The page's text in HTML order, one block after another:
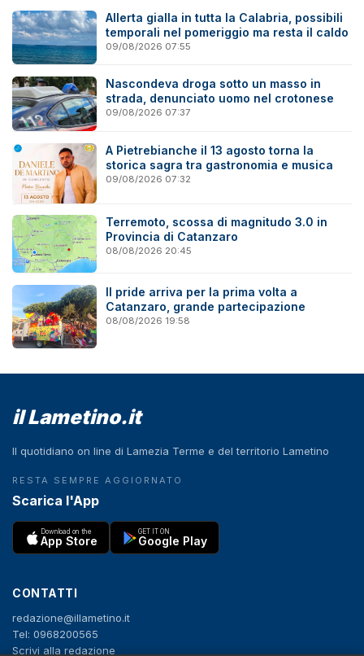
Allerta gialla in tutta la Calabria, possibili
temporali nel pomeriggio ma resta il caldo
09/08/2026 07:55
Nascondeva droga sotto un masso in
strada, denunciato uomo nel crotonese
09/08/2026 07:37
A Pietrebianche il 13 agosto torna la
storica sagra tra gastronomia e musica
09/08/2026 07:32
Terremoto, scossa di magnitudo 3.0 in
Provincia di Catanzaro
08/08/2026 20:45
Il pride arriva per la prima volta a
Catanzaro, grande partecipazione
08/08/2026 19:58
il Lametino.it
Il quotidiano on line di Lamezia Terme e del territorio Lametino
RESTA SEMPRE AGGIORNATO
Scarica l'App
Download on the
App Store
GET IT ON
Google Play
CONTATTI
redazione@illametino.it
Tel: 0968200565
Scrivi alla redazione